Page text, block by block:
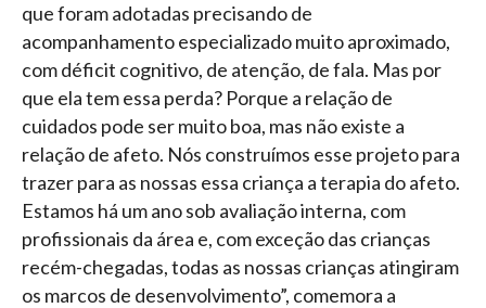
que foram adotadas precisando de
acompanhamento especializado muito aproximado,
com déficit cognitivo, de atenção, de fala. Mas por
que ela tem essa perda? Porque a relação de
cuidados pode ser muito boa, mas não existe a
relação de afeto. Nós construímos esse projeto para
trazer para as nossas essa criança a terapia do afeto.
Estamos há um ano sob avaliação interna, com
profissionais da área e, com exceção das crianças
recém-chegadas, todas as nossas crianças atingiram
os marcos de desenvolvimento”, comemora a